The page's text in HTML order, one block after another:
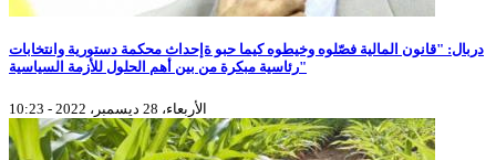
دربال: "قانون المالية فصّلوه وخيطوه كيما حبو ةإحداث محكمة دستورية وانتخابات
رئاسية مبكرة من بين أهم الحلول للأزمة السياسية"
الأربعاء، 28 ديسمبر، 2022 - 10:23